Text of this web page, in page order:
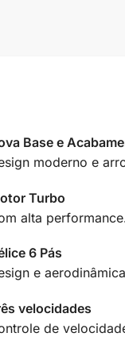
Base e
moderno e
Turbo
alta
6 Pás
e
velocidades
de